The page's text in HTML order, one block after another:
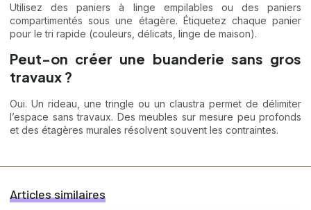
Utilisez des paniers à linge empilables ou des paniers
compartimentés sous une étagère. Étiquetez chaque panier
pour le tri rapide (couleurs, délicats, linge de maison).
Peut-on créer une buanderie sans gros
travaux ?
Oui. Un rideau, une tringle ou un claustra permet de délimiter
l’espace sans travaux. Des meubles sur mesure peu profonds
et des étagères murales résolvent souvent les contraintes.
Articles similaires